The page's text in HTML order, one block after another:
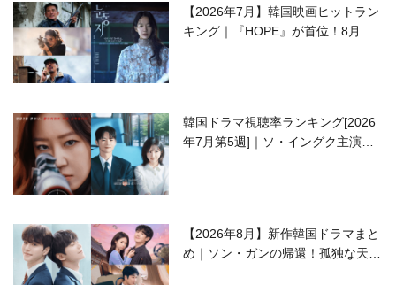
【2026年7月】韓国映画ヒットラン
キング｜『HOPE』が首位！8月公
韓国ドラマ視聴率ランキング[2026
年7月第5週]｜ソ・イングク主演の
【2026年8月】新作韓国ドラマまと
め｜ソン・ガンの帰還！孤独な天才